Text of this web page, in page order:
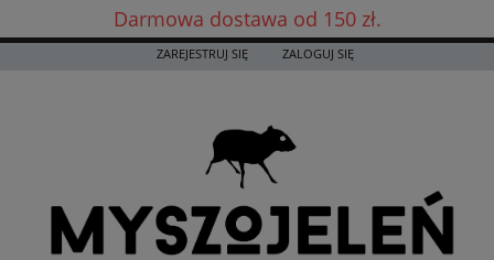
Darmowa dostawa od 150 zł.
Darmowa dostawa już od 150 zł! ✨
ZAREJESTRUJ SIĘ ZALOGUJ SIĘ